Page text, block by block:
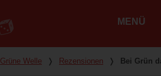
MENÜ
Grüne Welle ❭ Rezensionen ❭ Bei Grün